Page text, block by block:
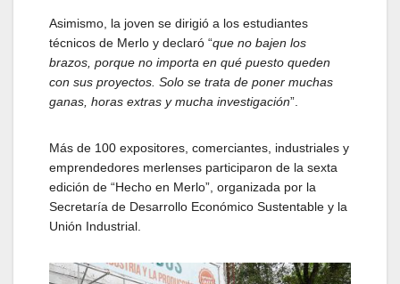
Asimismo, la joven se dirigió a los estudiantes
técnicos de Merlo y declaró “que no bajen los
brazos, porque no importa en qué puesto queden
con sus proyectos. Solo se trata de poner muchas
ganas, horas extras y mucha investigación”.
Más de 100 expositores, comerciantes, industriales y
emprendedores merlenses participaron de la sexta
edición de “Hecho en Merlo”, organizada por la
Secretaría de Desarrollo Económico Sustentable y la
Unión Industrial.